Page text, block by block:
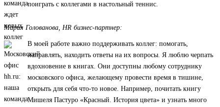
поиграть с коллегами в настольный теннис.
Мария Голованова, HR бизнес-партнер:
В моей работе важно поддерживать коллег: помогать,
направлять, находить ответы на их вопросы. Я люблю черпать
вдохновение в книгах. Они доступны любому сотруднику
московского офиса, желающему провести время в тишине,
открыть для себя что-то новое. Например, почитать книгу
Мишеля Пастуро «Красный. История цвета» и узнать много